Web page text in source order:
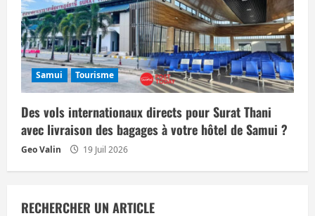
Samui Tourisme
Des vols internationaux directs pour Surat Thani
avec livraison des bagages à votre hôtel de Samui ?
Geo Valin 19 Juil 2026
RECHERCHER UN ARTICLE